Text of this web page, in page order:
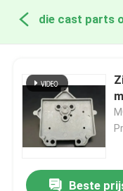
die cast parts
Beste